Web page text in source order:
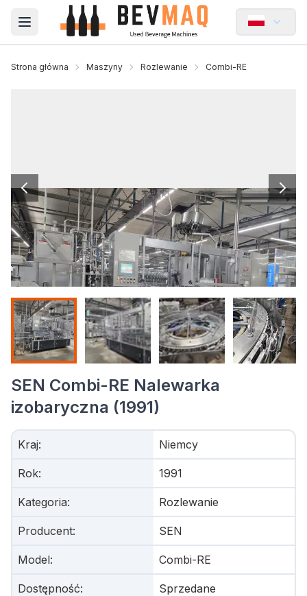
Open main menu
Strona główna Maszyny Rozlewanie Combi-RE
SEN Combi-RE Nalewarka
izobaryczna (1991)
Kraj: Niemcy
Rok: 1991
Kategoria: Rozlewanie
Producent: SEN
Model: Combi-RE
Dostępność: Sprzedane